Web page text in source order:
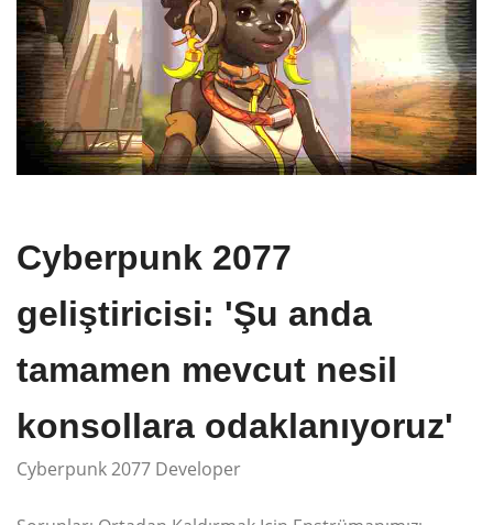
Cyberpunk 2077
geliştiricisi: 'Şu anda
tamamen mevcut nesil
konsollara odaklanıyoruz'
Cyberpunk 2077 Developer